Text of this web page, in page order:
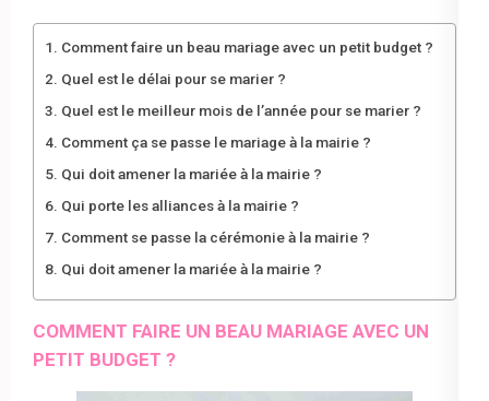
Comment faire un beau mariage avec un petit budget ?
Quel est le délai pour se marier ?
Quel est le meilleur mois de l’année pour se marier ?
Comment ça se passe le mariage à la mairie ?
Qui doit amener la mariée à la mairie ?
Qui porte les alliances à la mairie ?
Comment se passe la cérémonie à la mairie ?
Qui doit amener la mariée à la mairie ?
COMMENT FAIRE UN BEAU MARIAGE AVEC UN
PETIT BUDGET ?